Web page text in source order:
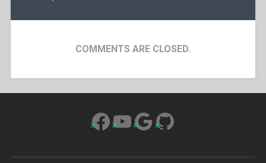
COMMENTS ARE CLOSED.
Facebook
YouTube
Google
GitHub